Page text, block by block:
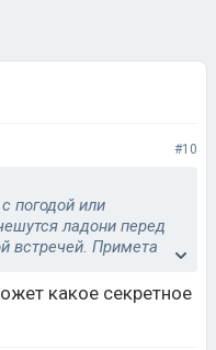
#10
погодой или
ладони перед
встречей. Примета
-
адреналин.
какое секретное